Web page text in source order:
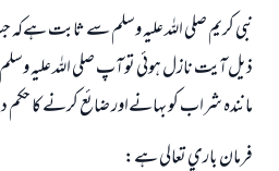
نبي كريم صلي اللہ عليہ وسلم سے ثابت
ذيل آيت نازل ہوئي تو آپ صلي اللہ عليہ
مانندہ شراب كو بہانےاور ضائع كرنے كا حكم
فرمان باري تعالي ہے: